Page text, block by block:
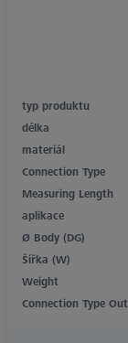
typ produktu
délka
materiál
Connection Type
Measuring Length
aplikace
Ø Body (DG)
Šířka (W)
Weight
Connection Type Out